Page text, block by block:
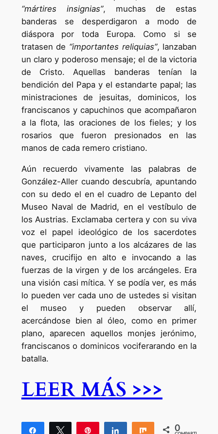
“mártires insignias”, muchas de estas
banderas se desperdigaron a modo de
diáspora por toda Europa. Como si se
tratasen de “importantes reliquias”, lanzaban
un claro y poderoso mensaje; el de la victoria
de Cristo. Aquellas banderas tenían la
bendición del Papa y el estandarte papal; las
ministraciones de jesuitas, dominicos, los
franciscanos y capuchinos que acompañaron
a la flota, las oraciones de los fieles; y los
rosarios que fueron presionados en las
manos de cada remero cristiano.
Aún recuerdo vivamente las palabras de
González-Aller cuando descubría, apuntando
con su dedo el en el cuadro de Lepanto del
Museo Naval de Madrid, en el vestíbulo de
los Austrias. Exclamaba certera y con su viva
voz el papel ideológico de los sacerdotes
que participaron junto a los alcázares de las
naves, crucifijo en alto e invocando a las
fuerzas de la virgen y de los arcángeles. Era
una visión casi mítica. Y se podía ver, es más
lo pueden ver cada uno de ustedes si visitan
el museo y pueden observar allí,
acercándose bien al óleo, como en primer
plano, aparecen aquellos monjes jerónimo,
franciscanos o dominicos vociferarando en la
batalla.
LEER MÁS >>>
Compartir Twittear Compartir Compartir
0